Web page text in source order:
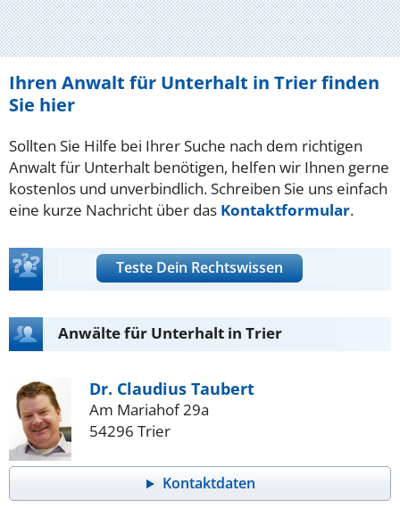
Ihren Anwalt für Unterhalt in Trier finden
Sie hier
Sollten Sie Hilfe bei Ihrer Suche nach dem richtigen
Anwalt für Unterhalt benötigen, helfen wir Ihnen gerne
kostenlos und unverbindlich. Schreiben Sie uns einfach
eine kurze Nachricht über das Kontaktformular.
Teste Dein Rechtswissen
Anwälte für Unterhalt in Trier
Dr. Claudius Taubert
Am Mariahof 29a
54296 Trier
Kontaktdaten